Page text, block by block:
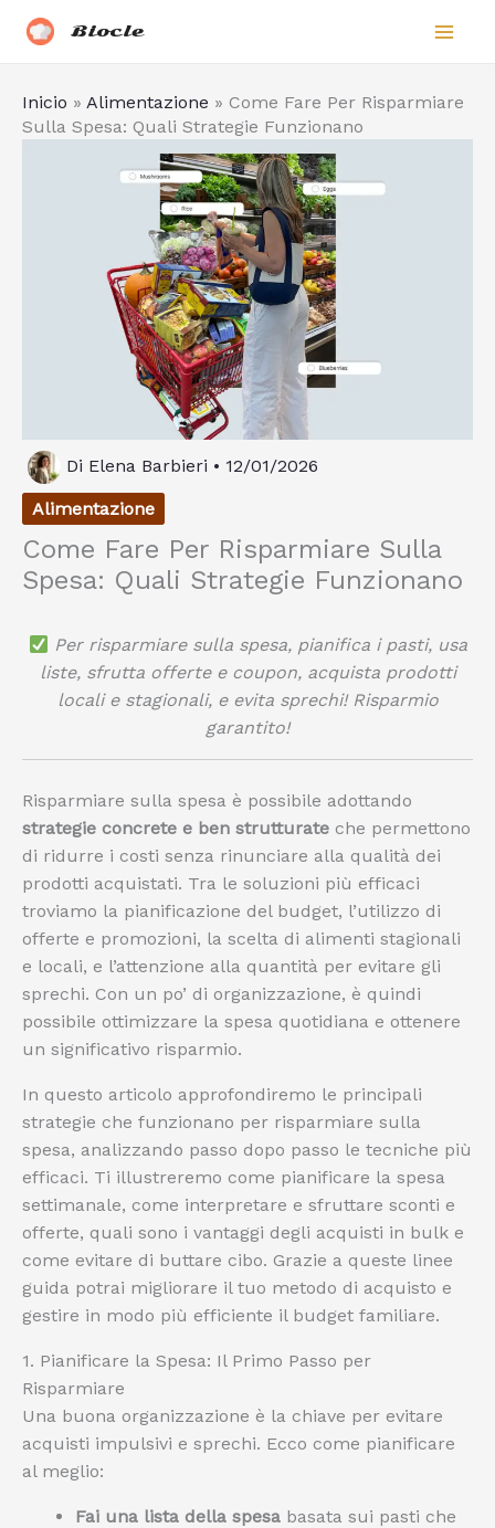
Biocle
Inicio » Alimentazione » Come Fare Per Risparmiare
Sulla Spesa: Quali Strategie Funzionano
Di Elena Barbieri • 12/01/2026
Alimentazione
Come Fare Per Risparmiare Sulla
Spesa: Quali Strategie Funzionano
Per risparmiare sulla spesa, pianifica i pasti, usa
liste, sfrutta offerte e coupon, acquista prodotti
locali e stagionali, e evita sprechi! Risparmio
garantito!
Risparmiare sulla spesa è possibile adottando
strategie concrete e ben strutturate che permettono
di ridurre i costi senza rinunciare alla qualità dei
prodotti acquistati. Tra le soluzioni più efficaci
troviamo la pianificazione del budget, l’utilizzo di
offerte e promozioni, la scelta di alimenti stagionali
e locali, e l’attenzione alla quantità per evitare gli
sprechi. Con un po’ di organizzazione, è quindi
possibile ottimizzare la spesa quotidiana e ottenere
un significativo risparmio.
In questo articolo approfondiremo le principali
strategie che funzionano per risparmiare sulla
spesa, analizzando passo dopo passo le tecniche più
efficaci. Ti illustreremo come pianificare la spesa
settimanale, come interpretare e sfruttare sconti e
offerte, quali sono i vantaggi degli acquisti in bulk e
come evitare di buttare cibo. Grazie a queste linee
guida potrai migliorare il tuo metodo di acquisto e
gestire in modo più efficiente il budget familiare.
1. Pianificare la Spesa: Il Primo Passo per
Risparmiare
Una buona organizzazione è la chiave per evitare
acquisti impulsivi e sprechi. Ecco come pianificare
al meglio:
Fai una lista della spesa basata sui pasti che